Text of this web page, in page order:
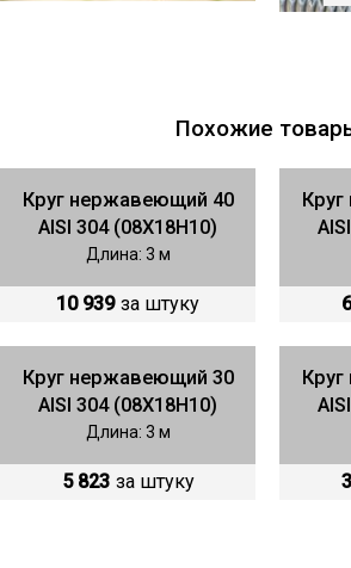
Похожие
Круг нержавеющий 40
AISI 304 (08Х18Н10)
Длина: 3 м
10 939 за штуку
Круг нержавеющий 30
AISI 304 (08Х18Н10)
Длина: 3 м
5 823 за штуку